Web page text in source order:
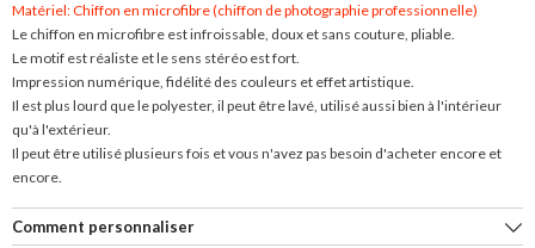
Matériel: Chiffon en microfibre (chiffon de photographie professionnelle)
Le chiffon en microfibre est infroissable, doux et sans couture, pliable.
Le motif est réaliste et le sens stéréo est fort.
Impression numérique, fidélité des couleurs et effet artistique.
Il est plus lourd que le polyester, il peut être lavé, utilisé aussi bien à l'intérieur
qu'à l'extérieur.
Il peut être utilisé plusieurs fois et vous n'avez pas besoin d'acheter encore et
encore.
Comment personnaliser